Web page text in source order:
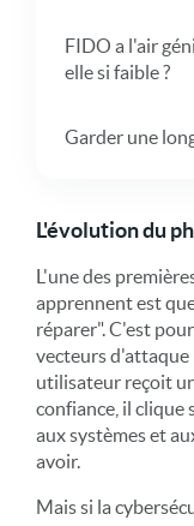
FIDO a l'air
elle si faible ?
Garder une
L'évolution du
L'une des
apprennent est
réparer". C'est
vecteurs d'attaque
utilisateur reçoit
confiance, il clique
aux systèmes et
avoir.
Mais si la